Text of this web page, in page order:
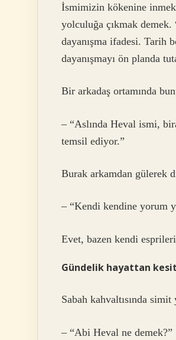
İsmimizin kökenine
yolculuğa çıkmak
dayanışma ifadesi. Tarih
dayanışmayı ön planda
Bir arkadaş ortamında
– “Aslında Heval ismi,
temsil ediyor.”
Burak arkamdan gülerek
– “Kendi kendine yorum
Evet, bazen kendi
Gündelik hayattan
Sabah kahvaltısında
– “Abi Heval ne demek?”